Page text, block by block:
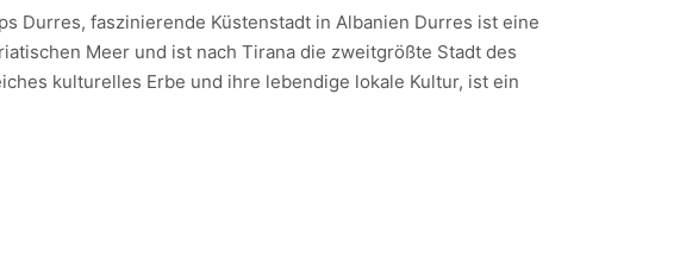
Durres, faszinierende Küstenstadt in Albanien Durres ist eine
Meer und ist nach Tirana die zweitgrößte Stadt des
kulturelles Erbe und ihre lebendige lokale Kultur, ist ein